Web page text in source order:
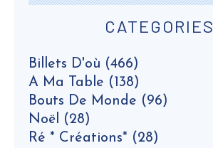
CATEGORIES
Billets D'où (466)
A Ma Table (138)
Bouts De Monde (96)
Noël
(28)
Ré * Créations* (28)